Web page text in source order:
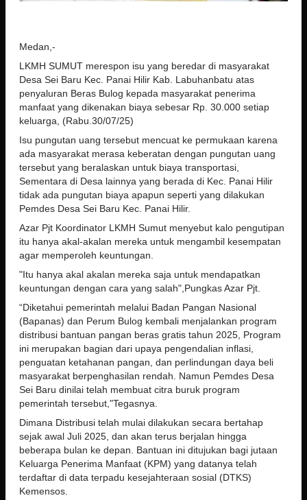
Medan,-
LKMH SUMUT merespon isu yang beredar di masyarakat
Desa Sei Baru Kec. Panai Hilir Kab. Labuhanbatu atas
penyaluran Beras Bulog kepada masyarakat penerima
manfaat yang dikenakan biaya sebesar Rp. 30.000 setiap
keluarga, (Rabu.30/07/25)
Isu pungutan uang tersebut mencuat ke permukaan karena
ada masyarakat merasa keberatan dengan pungutan uang
tersebut yang beralaskan untuk biaya transportasi,
Sementara di Desa lainnya yang berada di Kec. Panai Hilir
tidak ada pungutan biaya apapun seperti yang dilakukan
Pemdes Desa Sei Baru Kec. Panai Hilir.
Azar Pjt Koordinator LKMH Sumut menyebut kalo pengutipan
itu hanya akal-akalan mereka untuk mengambil kesempatan
agar memperoleh keuntungan.
"Itu hanya akal akalan mereka saja untuk mendapatkan
keuntungan dengan cara yang salah",Pungkas Azar Pjt.
“Diketahui pemerintah melalui Badan Pangan Nasional
(Bapanas) dan Perum Bulog kembali menjalankan program
distribusi bantuan pangan beras gratis tahun 2025, Program
ini merupakan bagian dari upaya pengendalian inflasi,
penguatan ketahanan pangan, dan perlindungan daya beli
masyarakat berpenghasilan rendah. Namun Pemdes Desa
Sei Baru dinilai telah membuat citra buruk program
pemerintah tersebut,"Tegasnya.
Dimana Distribusi telah mulai dilakukan secara bertahap
sejak awal Juli 2025, dan akan terus berjalan hingga
beberapa bulan ke depan. Bantuan ini ditujukan bagi jutaan
Keluarga Penerima Manfaat (KPM) yang datanya telah
terdaftar di data terpadu kesejahteraan sosial (DTKS)
Kemensos.